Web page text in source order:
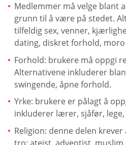
Medlemmer må velge blant
grunn til å være på stedet.
tilfeldig sex, venner,
dating, diskret forhold,
Forhold: brukere må oppgi
Alternativene inkluderer
swingende, åpne forhold.
Yrke: brukere er pålagt å
inkluderer lærer, sjåfør, lege,
Religion: denne delen